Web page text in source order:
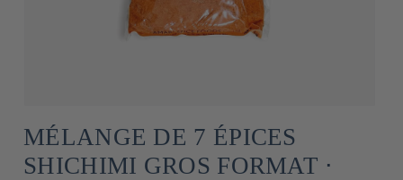
MÉLANGE DE 7 ÉPICES
SHICHIMI GROS FORMAT ⋅